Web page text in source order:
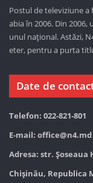
Postul de televiziune a
abia în 2006. Din
unul național. Astăzi,
eter, pentru a purta
Date de
Telefon: 022-821-801
E-mail: office@n4.md
Adresa: str. Șoseaua
Chișinău, Republica